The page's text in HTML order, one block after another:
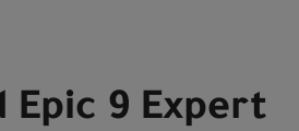
Epic 9 Expert